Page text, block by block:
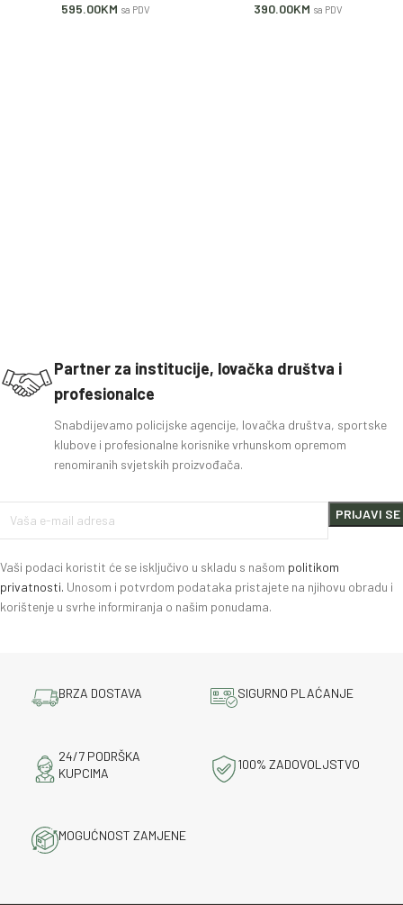
595.00KM sa PDV 390.00KM sa PDV
Partner za institucije, lovačka društva i
profesionalce
Snabdijevamo policijske agencije, lovačka društva, sportske
klubove i profesionalne korisnike vrhunskom opremom
renomiranih svjetskih proizvođača.
Vaši podaci koristit će se isključivo u skladu s našom politikom
privatnosti. Unosom i potvrdom podataka pristajete na njihovu obradu i
korištenje u svrhe informiranja o našim ponudama.
BRZA DOSTAVA SIGURNO PLAĆANJE
24/7 PODRŠKA
KUPCIMA
100% ZADOVOLJSTVO
MOGUĆNOST ZAMJENE